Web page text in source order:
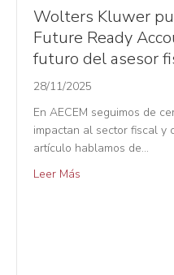
Wolters Kluwer
Future Ready
futuro del asesor
28/11/2025
En AECEM seguimos de
impactan al sector fiscal y
artículo hablamos de…
Leer Más